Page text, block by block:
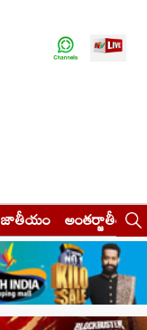
జాతీయం అంతర్జాతీయం